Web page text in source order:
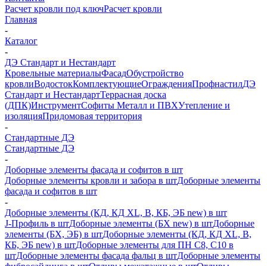
Расчет кровли под ключРасчет кровли
Главная
-
Каталог
-
ДЭ Стандарт и Нестандарт
Кровельные материалыФасадОбустройство
кровлиВодостокКомплектующиеОгражденияПрофнастилДЭ
Стандарт и НестандартТеррасная доска
(ДПК)ИнструментСофиты Металл и ПВХУтепление и
изоляцияПридомовая территория
-
Стандартные ДЭ
Стандартные ДЭ
-
Доборные элементы фасада и софитов в шт
Доборные элементы кровли и забора в штДоборные элементы
фасада и софитов в шт
-
Доборные элементы (КД, КД XL, В, КБ, ЭБ new) в шт
J-Профиль в штДоборные элементы (БХ new) в штДоборные
элементы (БХ, ЭБ) в штДоборные элементы (КД, КД XL, В,
КБ, ЭБ new) в штДоборные элементы для ПН С8, С10 в
штДоборные элементы фасада фальц в штДоборные элементы